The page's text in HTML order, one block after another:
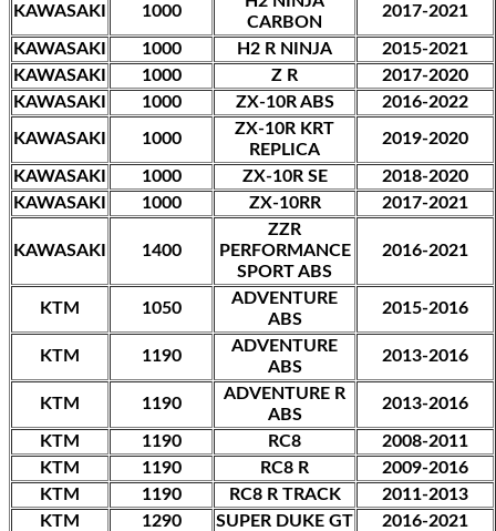
KAWASAKI 1000
CARBON
2017-2021
KAWASAKI 1000 H2 R NINJA
2015-2021
KAWASAKI
1000 Z R
2017-2020
KAWASAKI
1000 ZX-10R ABS 2016-2022
KAWASAKI 1000
ZX-10R KRT
REPLICA
2019-2020
KAWASAKI 1000 ZX-10R SE
2018-2020
KAWASAKI
1000 ZX-10RR 2017-2021
KAWASAKI 1400
ZZR
PERFORMANCE
SPORT ABS
2016-2021
KTM 1050
ADVENTURE
ABS
2015-2016
KTM 1190
ADVENTURE
ABS
2013-2016
KTM 1190
ADVENTURE R
ABS
2013-2016
KTM 1190 RC8
2008-2011
KTM
1190 RC8 R
2009-2016
KTM
1190 RC8 R TRACK
2011-2013
KTM
1290 SUPER DUKE GT
2016-2021